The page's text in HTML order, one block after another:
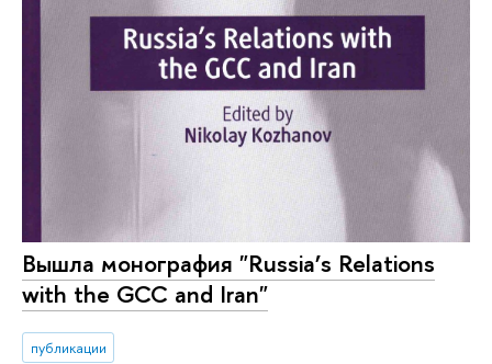
Вышла монография "Russia’s Relations
with the GCC and Iran"
публикации